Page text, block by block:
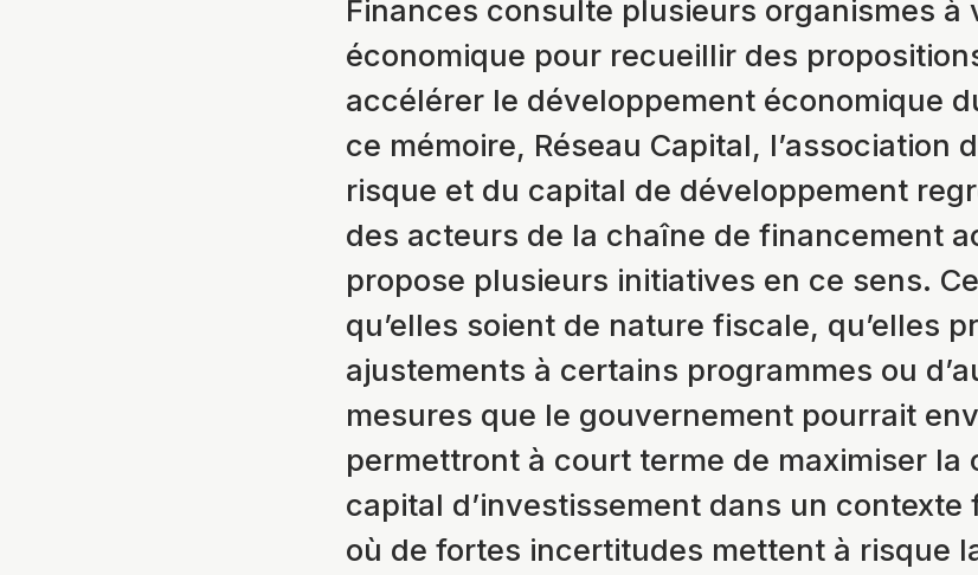
Finances consulte plusieurs organismes à
économique pour recueillir des
accélérer le développement économique
ce mémoire, Réseau Capital, l’association
risque et du capital de développement
des acteurs de la chaîne de financement
propose plusieurs initiatives en ce sens.
qu’elles soient de nature fiscale, qu’elles
ajustements à certains programmes ou
mesures que le gouvernement pourrait
permettront à court terme de maximiser la
capital d’investissement dans un contexte
où de fortes incertitudes mettent à risque